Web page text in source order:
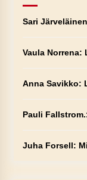
Sari Järveläinen
Vaula Norrena:
Anna Savikko:
Pauli Fallstrom.
Juha Forsell: